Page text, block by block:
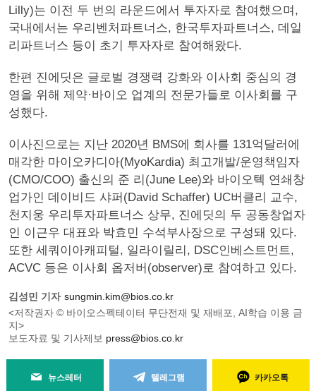
Lilly)는 이전 두 번의 라운드에서 투자자로 참여했으며,
국내에서는 우리벤처파트너스, 한국투자파트너스, 데일
리파트너스 등이 초기 투자자로 참여해왔다.
한편 진에딧은 글로벌 경쟁력 강화와 이사회 중심의 경
영을 위해 제약·바이오 업계의 전문가들로 이사회를 구
성했다.
이사진으로는 지난 2020년 BMS에 회사를 131억달러에
매각한 마이오카디아(MyoKardia) 최고개발/운영책임자
(CMO/COO) 출신의 준 리(June Lee)와 바이오텍 연쇄창
업가인 데이비드 샤퍼(David Schaffer) UC버클리 교수,
천지웅 우리투자파트너스 상무, 진에딧의 두 공동창업자
인 이근우 대표와 박효민 수석부사장으로 구성돼 있다.
또한 세쿼이아캐피털, 일라이릴리, DSC인베스트먼트,
ACVC 등은 이사회 옵저버(observer)로 참여하고 있다.
김성민 기자 sungmin.kim@bios.co.kr
<저작권자 © 바이오스펙테이터 무단전재 및 재배포, AI학습 이용 금
지>
보도자료 및 기사제보 press@bios.co.kr
뉴스레터 텔레그램 카카오톡